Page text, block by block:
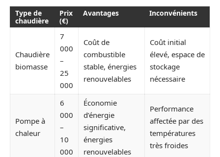
Type de
chaudière
Prix
(€)
Avantages Inconvénients
Chaudière
biomasse
7
000
–
25
000
Coût de
combustible
stable, énergies
renouvelables
Coût initial
élevé, espace de
stockage
nécessaire
Pompe à
chaleur
6
000
–
10
000
Économie
d’énergie
significative,
énergies
renouvelables
Performance
affectée par des
températures
très froides